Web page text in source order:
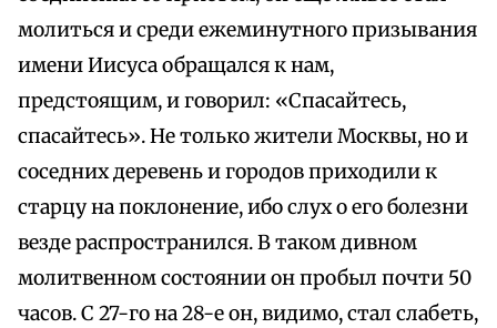
молиться и среди ежеминутного призывания
имени Иисуса обращался к нам,
предстоящим, и говорил: «Спасайтесь,
спасайтесь». Не только жители Москвы, но и
соседних деревень и городов приходили к
старцу на поклонение, ибо слух о его болезни
везде распространился. В таком дивном
молитвенном состоянии он пробыл почти 50
часов. С 27-го на 28-е он, видимо, стал слабеть,